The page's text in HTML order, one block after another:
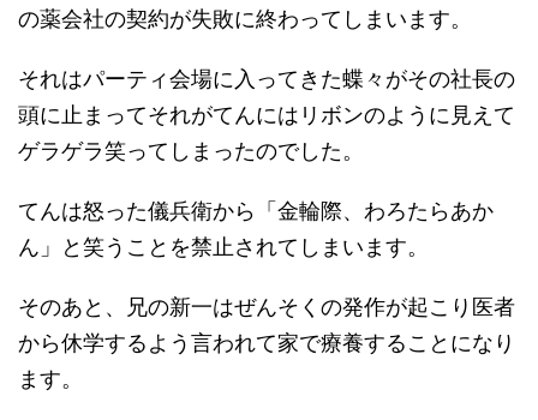
の薬会社の契約が失敗に終わってしまいます。
それはパーティ会場に入ってきた蝶々がその社長の
頭に止まってそれがてんにはリボンのように見えて
ゲラゲラ笑ってしまったのでした。
てんは怒った儀兵衛から「金輪際、わろたらあか
ん」と笑うことを禁止されてしまいます。
そのあと、兄の新一はぜんそくの発作が起こり医者
から休学するよう言われて家で療養することになり
ます。